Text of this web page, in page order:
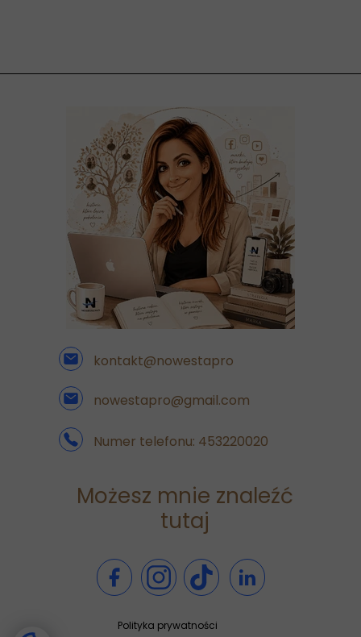
Polityka prywatności
Numer telefonu: 453220020
kontakt@nowestapro
nowestapro@gmail.com
Możesz mnie znaleźć
tutaj